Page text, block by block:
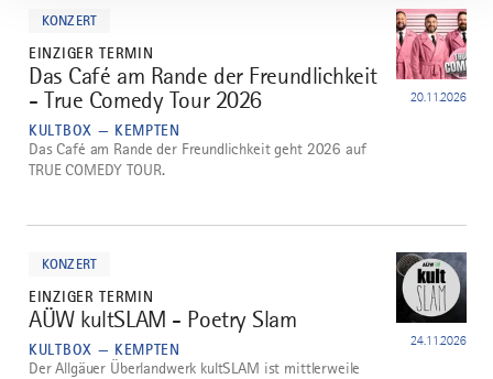
KONZERT
EINZIGER TERMIN
3
Das Café am Rande der Freundlichkeit
- True Comedy Tour 2026
KULTBOX — KEMPTEN
20.11.2026
Das Café am Rande der Freundlichkeit geht 2026 auf
TRUE COMEDY TOUR.
KONZERT
EINZIGER TERMIN
4
AÜW kultSLAM - Poetry Slam
KULTBOX — KEMPTEN 24.11.2026
Der Allgäuer Überlandwerk kultSLAM ist mittlerweile